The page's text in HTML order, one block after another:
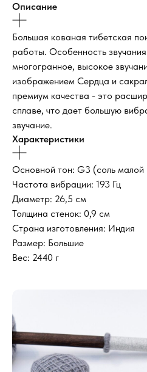
Описание
Большая кованая тибетская
работы. Особенность звучания
многогранное, высокое
изображением Сердца и
премиум качества - это
сплаве, что дает большую
звучание.
Характеристики
Основной тон: G3 (соль малой
Частота вибрации: 193 Гц
Диаметр: 26,5 см
Толщина стенок: 0,9 см
Страна изготовления: Индия
Размер: Большие
Вес: 2440 г